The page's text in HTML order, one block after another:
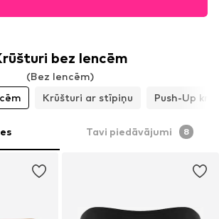
bez lencēm
(Bez lencēm)
Krūšturi ar stīpiņu Push-Up
Tavi piedāvājumi 8